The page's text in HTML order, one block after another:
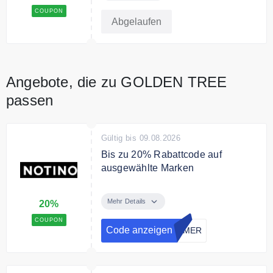
COUPON
Abgelaufen
Angebote, die zu GOLDEN TREE
passen
20%
COUPON
Gültig bis 09.08.2026
Bis zu 20% Rabattcode auf
ausgewählte Marken
% Rabatt auf ausgewählte Marken
und Produkte mit dem Code
Mehr Details
Code anzeigen MMER